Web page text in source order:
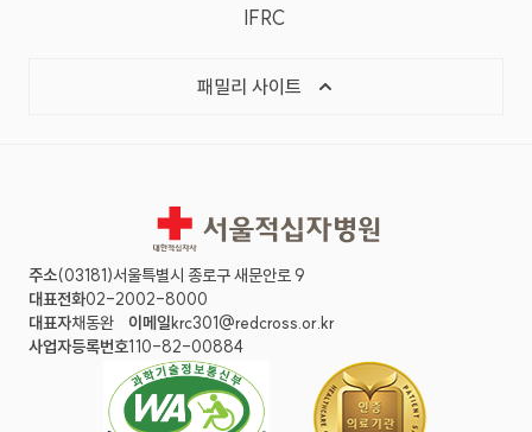
IFRC(국제적십자사연맹, 새 창)
패밀리 사이트 목록 열기
서울적십자병원
주소(03181)서울특별시 종로구 새문안로 9
대표전화02-2002-8000
대표자채동완 이메일krc301@redcross.or.kr
사업자등록번호110-82-00884